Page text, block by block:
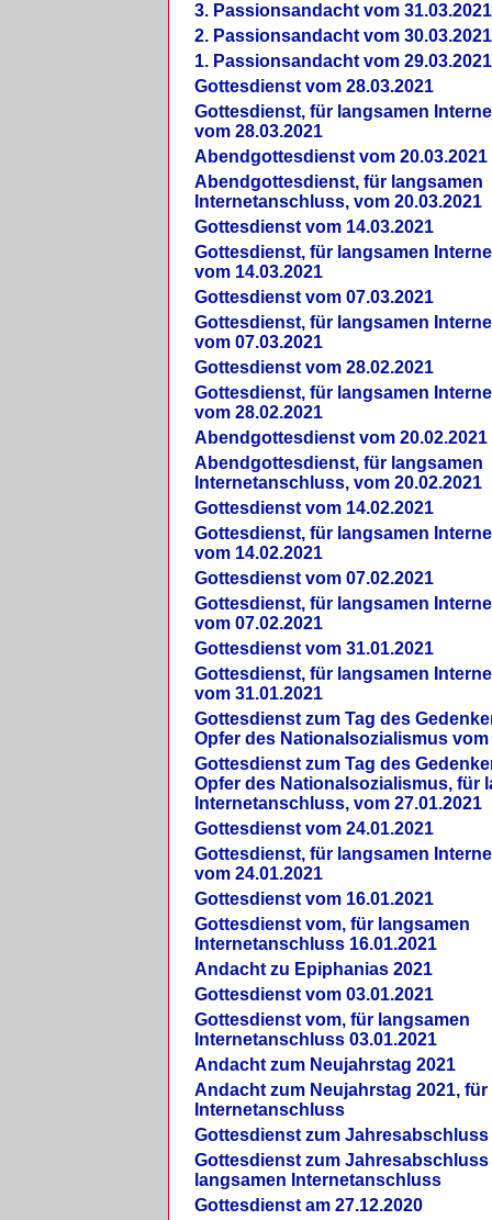
3. Passionsandacht vom 31.03.2021
2. Passionsandacht vom 30.03.2021
1. Passionsandacht vom 29.03.2021
Gottesdienst vom 28.03.2021
Gottesdienst, für langsamen
vom 28.03.2021
Abendgottesdienst vom 20.03.2021
Abendgottesdienst, für langsamen
Internetanschluss, vom 20.03.2021
Gottesdienst vom 14.03.2021
Gottesdienst, für langsamen
vom 14.03.2021
Gottesdienst vom 07.03.2021
Gottesdienst, für langsamen
vom 07.03.2021
Gottesdienst vom 28.02.2021
Gottesdienst, für langsamen
vom 28.02.2021
Abendgottesdienst vom 20.02.2021
Abendgottesdienst, für langsamen
Internetanschluss, vom 20.02.2021
Gottesdienst vom 14.02.2021
Gottesdienst, für langsamen
vom 14.02.2021
Gottesdienst vom 07.02.2021
Gottesdienst, für langsamen
vom 07.02.2021
Gottesdienst vom 31.01.2021
Gottesdienst, für langsamen
vom 31.01.2021
Gottesdienst zum Tag des
Opfer des Nationalsozialismus vom
Gottesdienst zum Tag des
Opfer des Nationalsozialismus, für
Internetanschluss, vom 27.01.2021
Gottesdienst vom 24.01.2021
Gottesdienst, für langsamen
vom 24.01.2021
Gottesdienst vom 16.01.2021
Gottesdienst vom, für langsamen
Internetanschluss 16.01.2021
Andacht zu Epiphanias 2021
Gottesdienst vom 03.01.2021
Gottesdienst vom, für langsamen
Internetanschluss 03.01.2021
Andacht zum Neujahrstag 2021
Andacht zum Neujahrstag 2021,
Internetanschluss
Gottesdienst zum Jahresabschluss
Gottesdienst zum Jahresabschluss
langsamen Internetanschluss
Gottesdienst am 27.12.2020